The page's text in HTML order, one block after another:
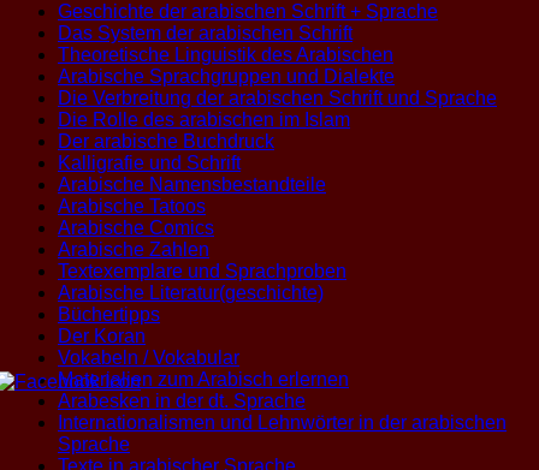
Geschichte der arabischen Schrift + Sprache
Das System der arabischen Schrift
Theoretische Linguistik des Arabischen
Arabische Sprachgruppen und Dialekte
Die Verbreitung der arabischen Schrift und Sprache
Die Rolle des arabischen im Islam
Der arabische Buchdruck
Kalligrafie und Schrift
Arabische Namensbestandteile
Arabische Tatoos
Arabische Comics
Arabische Zahlen
Textexemplare und Sprachproben
Arabische Literatur(geschichte)
Büchertipps
Der Koran
Vokabeln / Vokabular
Materialien zum Arabisch erlernen
Arabesken in der dt. Sprache
Internationalismen und Lehnwörter in der arabischen
Sprache